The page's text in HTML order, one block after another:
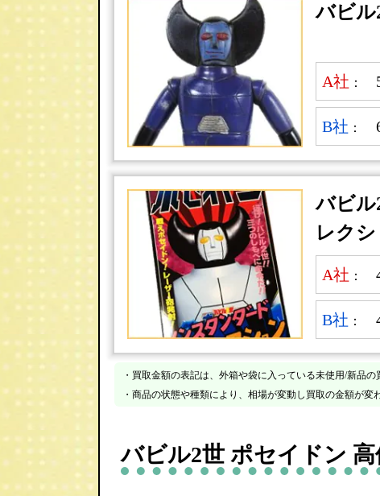
バビル
A社 ：
B社 ：
バビル
レク
A社 ：
B社 ：
・買取金額の表記は、外箱や袋に入っている未使用/新品の
・商品の状態や種類により、相場が変動し買取の金額が
バビル2世 ポセイドン 高